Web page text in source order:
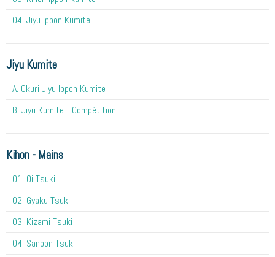
04. Jiyu Ippon Kumite
Jiyu Kumite
A. Okuri Jiyu Ippon Kumite
B. Jiyu Kumite - Compétition
Kihon - Mains
O1. Oi Tsuki
02. Gyaku Tsuki
03. Kizami Tsuki
04. Sanbon Tsuki